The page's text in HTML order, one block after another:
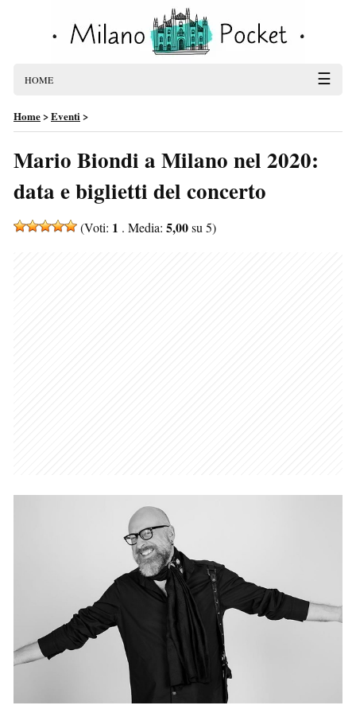
HOME ☰
Home>Eventi>
Mario Biondi a Milano nel 2020:
data e biglietti del concerto
(Voti: 1 . Media: 5,00su 5)